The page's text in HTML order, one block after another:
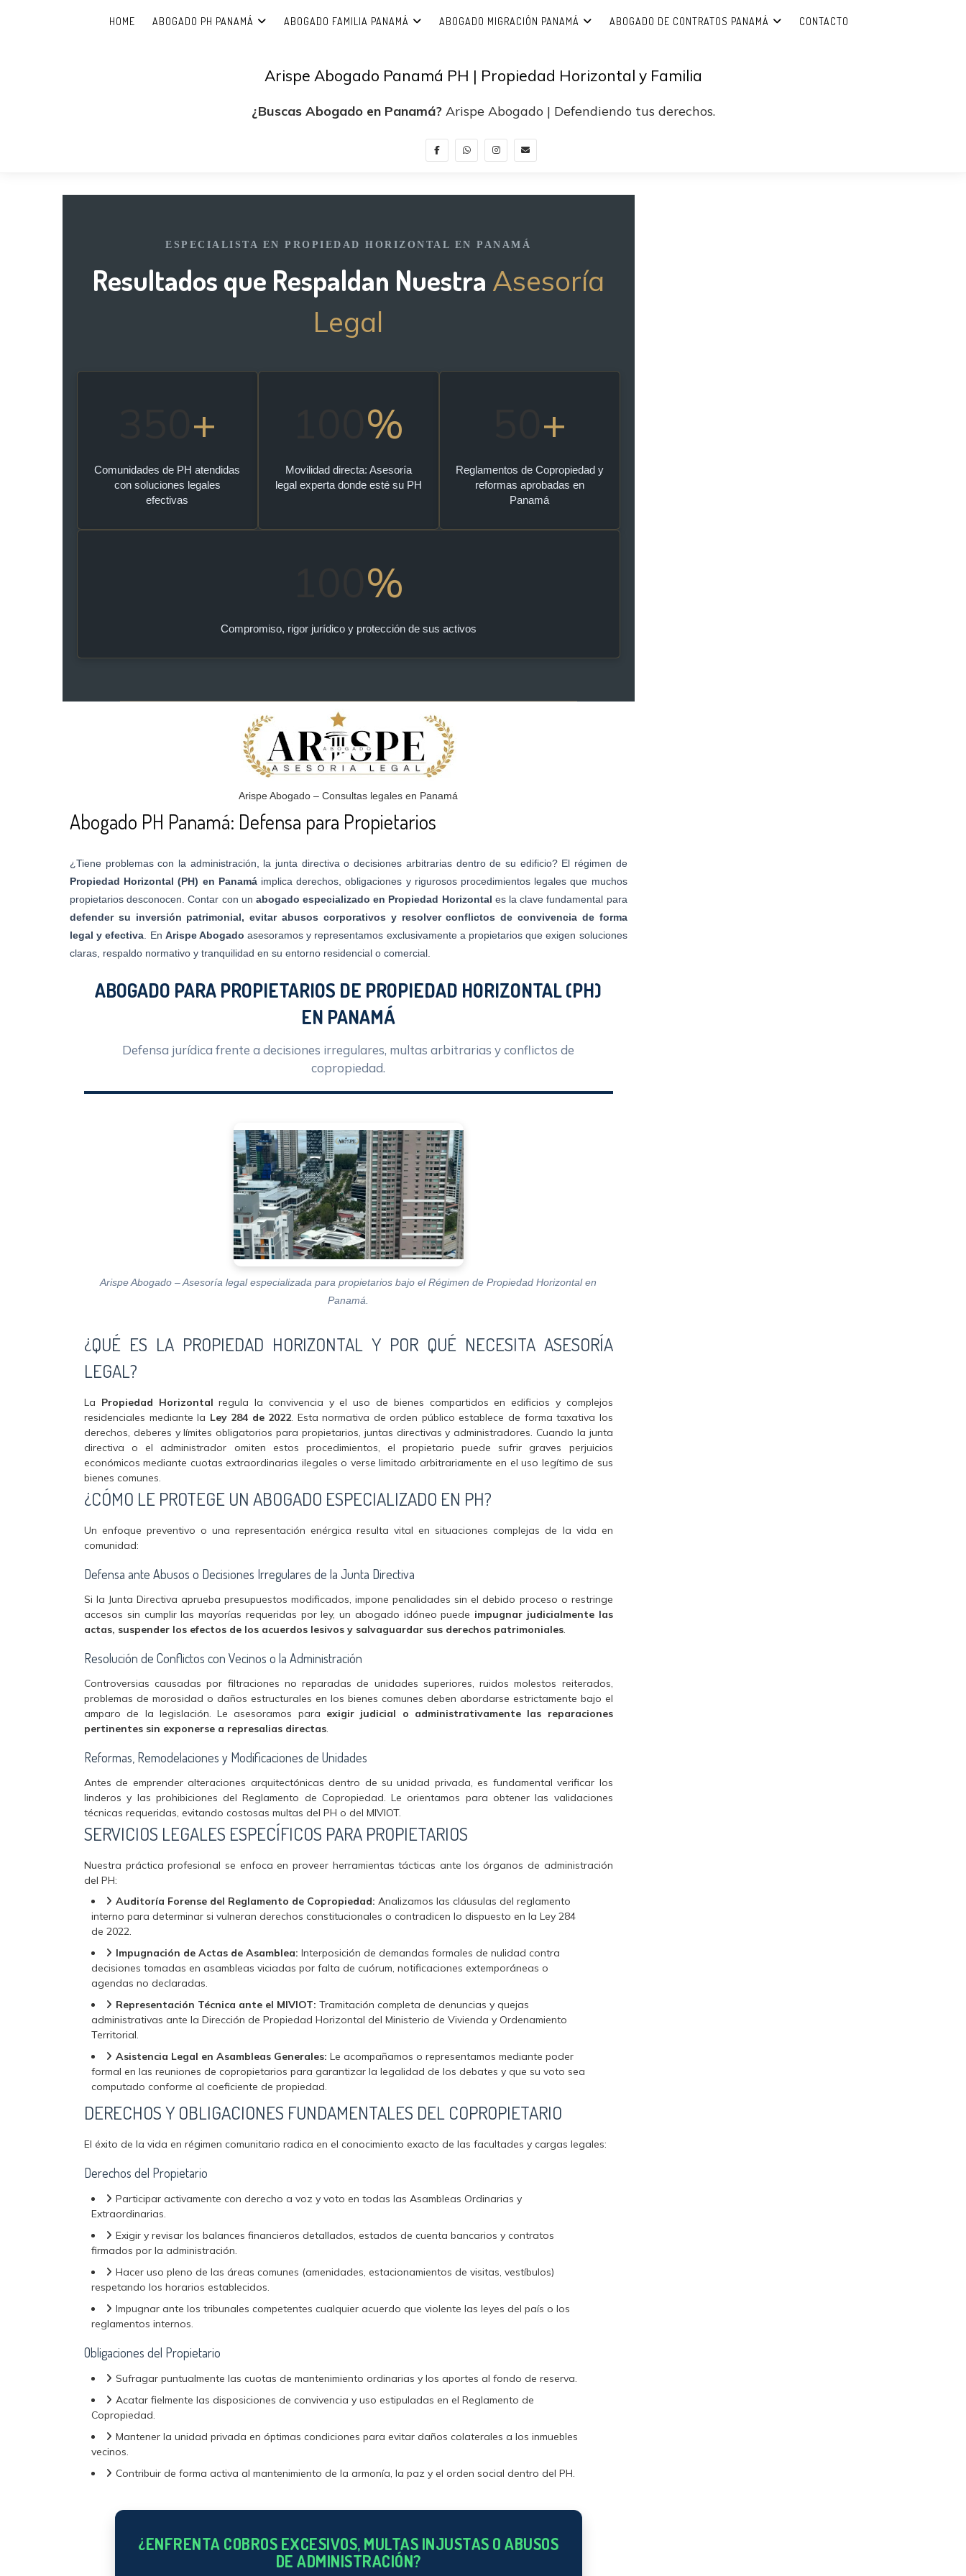
HOME ABOGADO PH PANAMÁ ABOGADO FAMILIA PANAMÁ ABOGADO MIGRACIÓN PANAMÁ ABOGADO DE CONTRATOS PANAMÁ CONTACTO
Arispe Abogado Panamá PH | Propiedad Horizontal y Familia
¿Buscas Abogado en Panamá?Arispe Abogado | Defendiendo tus derechos.
ESPECIALISTA EN PROPIEDAD HORIZONTAL EN PANAMÁ
Resultados que Respaldan Nuestra Asesoría
Legal
+
Comunidades de PH atendidas
con soluciones legales
efectivas
%
Movilidad directa: Asesoría
legal experta donde esté su PH
+
Reglamentos de Copropiedad y
reformas aprobadas en
Panamá
%
Compromiso, rigor jurídico y protección de sus activos
Arispe Abogado – Consultas legales en Panamá
Abogado PH Panamá: Defensa para Propietarios
¿Tiene problemas con la administración, la junta directiva o decisiones arbitrarias dentro de su edificio? El régimen de
Propiedad Horizontal (PH) en Panamáimplica derechos, obligaciones y rigurosos procedimientos legales que muchos
propietarios desconocen. Contar con un abogado especializado en Propiedad Horizontal es la clave fundamental para
defender su inversión patrimonial, evitar abusos corporativos y resolver conflictos de convivencia de forma
legal y efectiva . En Arispe Abogado asesoramos y representamos exclusivamente a propietarios que exigen soluciones
claras, respaldo normativo y tranquilidad en su entorno residencial o comercial.
ABOGADO PARA PROPIETARIOS DE PROPIEDAD HORIZONTAL (PH)
EN PANAMÁ
Defensa jurídica frente a decisiones irregulares, multas arbitrarias y conflictos de
copropiedad.
Arispe Abogado – Asesoría legal especializada para propietarios bajo el Régimen de Propiedad Horizontal en
Panamá.
¿QUÉ ES LA PROPIEDAD HORIZONTAL Y POR QUÉ NECESITA ASESORÍA
LEGAL?
La Propiedad Horizontal regula la convivencia y el uso de bienes compartidos en edificios y complejos
residenciales mediante la Ley 284 de 2022. Esta normativa de orden público establece de forma taxativa los
derechos, deberes y límites obligatorios para propietarios, juntas directivas y administradores. Cuando la junta
directiva o el administrador omiten estos procedimientos, el propietario puede sufrir graves perjuicios
económicos mediante cuotas extraordinarias ilegales o verse limitado arbitrariamente en el uso legítimo de sus
bienes comunes.
¿CÓMO LE PROTEGE UN ABOGADO ESPECIALIZADO EN PH?
Un enfoque preventivo o una representación enérgica resulta vital en situaciones complejas de la vida en
comunidad:
Defensa ante Abusos o Decisiones Irregulares de la Junta Directiva
Si la Junta Directiva aprueba presupuestos modificados, impone penalidades sin el debido proceso o restringe
accesos sin cumplir las mayorías requeridas por ley, un abogado idóneo puede impugnar judicialmente las
actas, suspender los efectos de los acuerdos lesivos y salvaguardar sus derechos patrimoniales.
Resolución de Conflictos con Vecinos o la Administración
Controversias causadas por filtraciones no reparadas de unidades superiores, ruidos molestos reiterados,
problemas de morosidad o daños estructurales en los bienes comunes deben abordarse estrictamente bajo el
amparo de la legislación. Le asesoramos para exigir judicial o administrativamente las reparaciones
pertinentes sin exponerse a represalias directas.
Reformas, Remodelaciones y Modificaciones de Unidades
Antes de emprender alteraciones arquitectónicas dentro de su unidad privada, es fundamental verificar los
linderos y las prohibiciones del Reglamento de Copropiedad. Le orientamos para obtener las validaciones
técnicas requeridas, evitando costosas multas del PH o del MIVIOT.
SERVICIOS LEGALES ESPECÍFICOS PARA PROPIETARIOS
Nuestra práctica profesional se enfoca en proveer herramientas tácticas ante los órganos de administración
del PH:
Auditoría Forense del Reglamento de Copropiedad: Analizamos las cláusulas del reglamento
interno para determinar si vulneran derechos constitucionales o contradicen lo dispuesto en la Ley 284
de 2022.
Impugnación de Actas de Asamblea: Interposición de demandas formales de nulidad contra
decisiones tomadas en asambleas viciadas por falta de cuórum, notificaciones extemporáneas o
agendas no declaradas.
Representación Técnica ante el MIVIOT: Tramitación completa de denuncias y quejas
administrativas ante la Dirección de Propiedad Horizontal del Ministerio de Vivienda y Ordenamiento
Territorial.
Asistencia Legal en Asambleas Generales: Le acompañamos o representamos mediante poder
formal en las reuniones de copropietarios para garantizar la legalidad de los debates y que su voto sea
computado conforme al coeficiente de propiedad.
DERECHOS Y OBLIGACIONES FUNDAMENTALES DEL COPROPIETARIO
El éxito de la vida en régimen comunitario radica en el conocimiento exacto de las facultades y cargas legales:
Derechos del Propietario
Participar activamente con derecho a voz y voto en todas las Asambleas Ordinarias y
Extraordinarias.
Exigir y revisar los balances financieros detallados, estados de cuenta bancarios y contratos
firmados por la administración.
Hacer uso pleno de las áreas comunes (amenidades, estacionamientos de visitas, vestíbulos)
respetando los horarios establecidos.
Impugnar ante los tribunales competentes cualquier acuerdo que violente las leyes del país o los
reglamentos internos.
Obligaciones del Propietario
Sufragar puntualmente las cuotas de mantenimiento ordinarias y los aportes al fondo de reserva.
Acatar fielmente las disposiciones de convivencia y uso estipuladas en el Reglamento de
Copropiedad.
Mantener la unidad privada en óptimas condiciones para evitar daños colaterales a los inmuebles
vecinos.
Contribuir de forma activa al mantenimiento de la armonía, la paz y el orden social dentro del PH.
¿ENFRENTA COBROS EXCESIVOS, MULTAS INJUSTAS O ABUSOS
DE ADMINISTRACIÓN?